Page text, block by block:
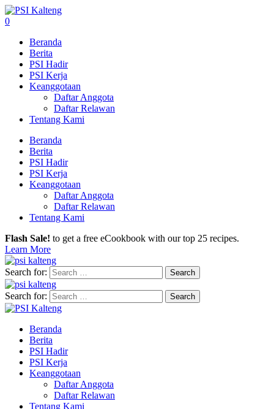
0
Beranda
Berita
PSI Hadir
PSI Kerja
Keanggotaan
Daftar Anggota
Daftar Relawan
Tentang Kami
Beranda
Berita
PSI Hadir
PSI Kerja
Keanggotaan
Daftar Anggota
Daftar Relawan
Tentang Kami
Flash Sale! to get a free eCookbook with our top 25 recipes.
Learn More
Search for:
Search for:
Beranda
Berita
PSI Hadir
PSI Kerja
Keanggotaan
Daftar Anggota
Daftar Relawan
Tentang Kami